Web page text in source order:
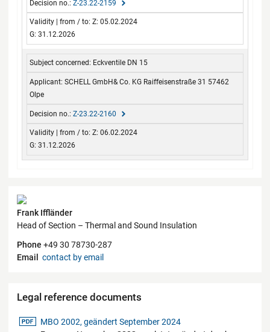
Z-23.22-2159
Z: 05.02.2024
G: 31.12.2026
Eckventile DN 15
SCHELL GmbH& Co. KG Raiffeisenstraße 31 57462
Olpe
Z-23.22-2160
Z: 06.02.2024
G: 31.12.2026
Contact
Frank Iffländer
Head of Section – Thermal and Sound Insulation
Phone +49 30 78730-287
Email
contact by email
Legal reference documents
pdf-Datei
MBO 2002, geändert September 2024